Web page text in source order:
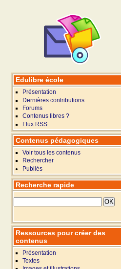
Edulibre école
Présentation
Dernières contributions
Forums
Contenus libres ?
Flux RSS
Contenus pédagogiques
Voir tous les contenus
Rechercher
Publiés
Recherche rapide
Ressources pour créer des
contenus
Présentation
Textes